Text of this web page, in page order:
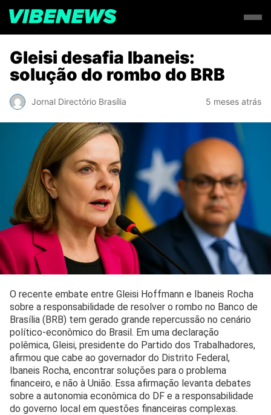
Gleisi desafia Ibaneis:
solução do rombo do BRB
Jornal Directório Brasília 5 meses atrás
O recente embate entre Gleisi Hoffmann e Ibaneis Rocha
sobre a responsabilidade de resolver o rombo no Banco de
Brasília (BRB) tem gerado grande repercussão no cenário
político-econômico do Brasil. Em uma declaração
polêmica, Gleisi, presidente do Partido dos Trabalhadores,
afirmou que cabe ao governador do Distrito Federal,
Ibaneis Rocha, encontrar soluções para o problema
financeiro, e não à União. Essa afirmação levanta debates
sobre a autonomia econômica do DF e a responsabilidade
do governo local em questões financeiras complexas.